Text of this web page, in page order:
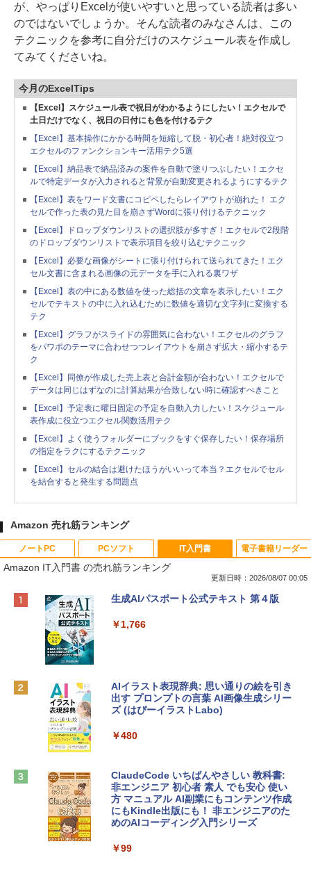
が、やっぱりExcelが使いやすいと思っている読者は多い
のではないでしょうか。そんな読者のみなさんは、この
テクニックを参考に自分だけのスケジュール表を作成し
てみてくださいね。
今月のExcelTips
【Excel】スケジュール表で祝日がわかるようにしたい！エクセルで
土日だけでなく、祝日の日付にも色を付けるテク
【Excel】基本操作にかかる時間を短縮して脱・初心者！絶対役立つ
エクセルのファンクションキー活用テク5選
【Excel】納品表で納品済みの案件を自動で塗りつぶしたい！エクセ
ルで特定データが入力されると背景が自動変更されるようにするテク
【Excel】表をワード文書にコピペしたらレイアウトが崩れた！ エク
セルで作った表の見た目を崩さずWordに張り付けるテクニック
【Excel】ドロップダウンリストの選択肢が多すぎ！エクセルで2段階
のドロップダウンリストで表示項目を絞り込むテクニック
【Excel】必要な画像がシートに張り付けられて送られてきた！エク
セル文書に含まれる画像の元データを手に入れる裏ワザ
【Excel】表の中にある数値を使った総括の文章を表示したい！エク
セルでテキストの中に入れ込むために数値を適切な文字列に変換する
テク
【Excel】グラフがスライドの雰囲気に合わない！エクセルのグラフ
をパワポのテーマに合わせつつレイアウトを崩さず拡大・縮小するテ
ク
【Excel】同僚が作成した売上表と合計金額が合わない！エクセルで
データは同じはずなのに計算結果が合致しない時に確認すべきこと
【Excel】予定表に曜日固定の予定を自動入力したい！スケジュール
表作成に役立つエクセル関数活用テク
【Excel】よく使うフォルダーにブックをすぐ保存したい！保存場所
の指定をラクにするテクニック
【Excel】セルの結合は避けたほうがいいって本当？エクセルでセル
を結合すると発生する問題点
Amazon 売れ筋ランキング
ノートPC
Apple 2026 MacBook Neo A18 Proチッ
e Intelligence、Liquid Retinaディスプ
￥162,598
tomtoc 360°保護 15.6 16インチ パソコ
￥2,952
Apple 2026 MacBook Air M5チップ搭載
igence、13.6インチLiquid Retinaディ
PCソフト
Robloxギフトカード - 800 Robux 【限
インゲームコード】 ロブロックス | オン
Robloxギフトカード - 2,000 Robux 【限
定バーチャルアイテムを含む】 【オンラ
ラインコード版
Microsoft Office Home & Business 202
4(最新 永続版)|オンラインコード版|Wind
ows11、10/mac対応|PC2台
￥39,582
IT入門書
Amazon IT入門書 の売れ筋ランキング
更新日時：2026/08/07 00:05
生成AIパスポート公式テキスト 第４版
￥1,766
AIイラスト表現辞典: 思い通りの絵を引き
出す プロンプトの言葉 AI画像生成シリー
ズ (はぴーイラストLabo)
￥480
ClaudeCode いちばんやさしい 教科書:
非エンジニア 初心者 素人 でも安心 使い
方 マニュアル AI副業にもコンテンツ作成
にもKindle出版にも！ 非エンジニアのた
めのAIコーディング入門シリーズ
￥99
電子書籍リーダー